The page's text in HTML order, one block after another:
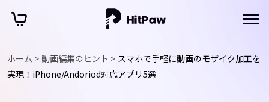
ホーム > 動画編集のヒント > スマホで手軽に動画のモザイク加工を
実現！iPhone/Andoriod対応アプリ5選